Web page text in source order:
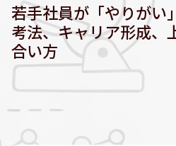
若手社員が「やりがい
考法、キャリア形成、
合い方